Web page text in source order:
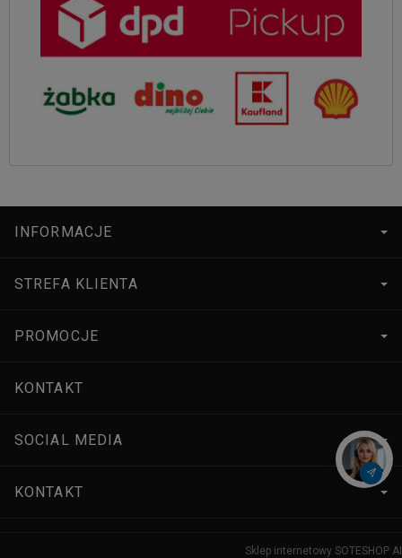
INFORMACJE
STREFA KLIENTA
PROMOCJE
KONTAKT
SOCIAL MEDIA
KONTAKT
Sklep internetowy SOTESHOP AI